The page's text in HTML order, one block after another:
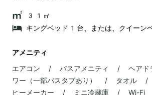
31㎡
キングベッド1台、または、クイーン
アメニティ
エアコン / バスアメニティ / ヘア
ワー（一部バスタブあり） / タオ
ヒーメーカー / ミニ冷蔵庫 / Wi-